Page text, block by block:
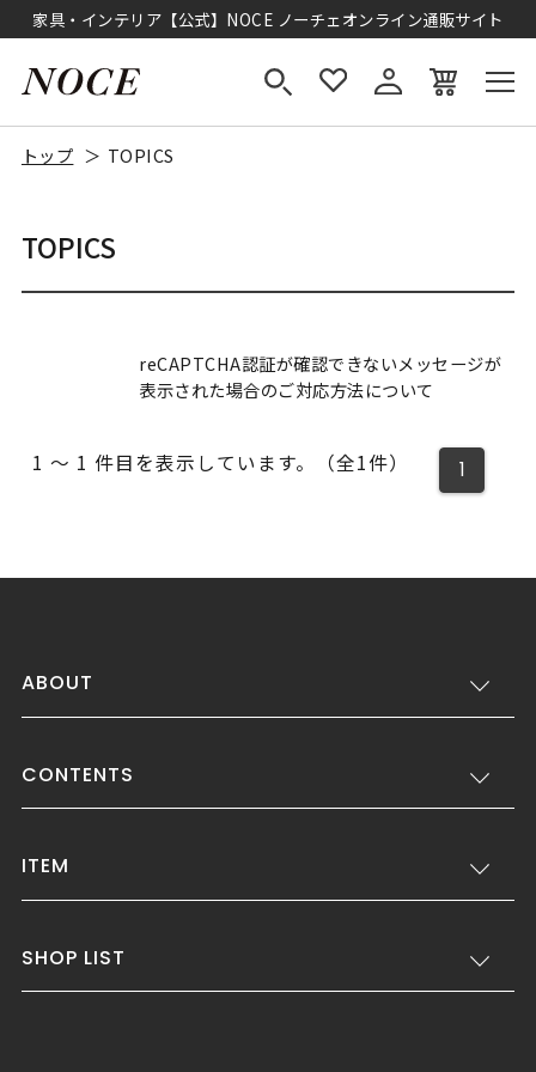
家具・インテリア【公式】NOCE ノーチェオンライン通販サイト
トップ TOPICS
TOPICS
reCAPTCHA認証が確認できないメッセージが
表示された場合のご対応方法について
1 ～ 1 件目を表示しています。（全1件） 1
ABOUT
CONTENTS
ITEM
SHOP LIST